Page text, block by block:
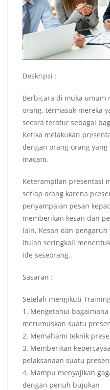
Deskripsi :
Berbicara di muka umum
orang, termasuk mereka
secara teratur sebagai
Ketika melakukan
dengan orang-orang
macam.
Keterampilan presentasi
setiap orang karena
penyampaian pesan
memberikan kesan dan
lain. Kesan dan
itulah seringkali
ide seseorang..
Sasaran :
Setelah mengikuti
1. Mengetahui
merumuskan suatu
2. Memahami teknik
3. Memberikan
pelaksanaan suatu
4. Mampu menyajikan
dengan penuh bujukan